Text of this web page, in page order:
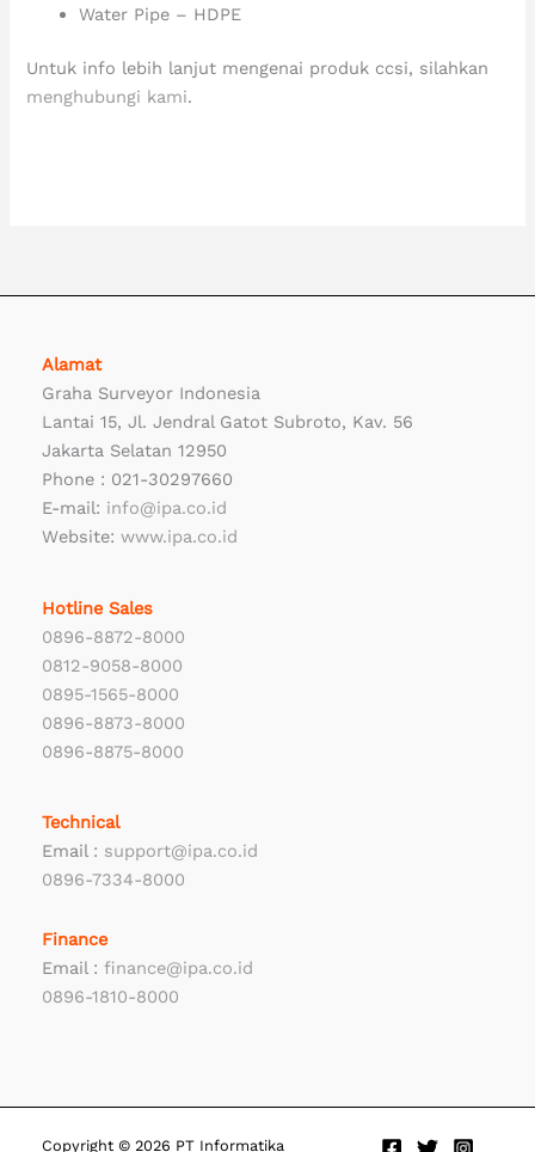
Water Pipe – HDPE
Untuk info lebih lanjut mengenai produk ccsi, silahkan
menghubungi kami.
Alamat
Graha Surveyor Indonesia
Lantai 15, Jl. Jendral Gatot Subroto, Kav. 56
Jakarta Selatan 12950
Phone : 021-30297660
E-mail: info@ipa.co.id
Website: www.ipa.co.id
Hotline Sales
0896-8872-8000
0812-9058-8000
0895-1565-8000
0896-8873-8000
0896-8875-8000
Technical
Email : support@ipa.co.id
0896-7334-8000
Finance
Email : finance@ipa.co.id
0896-1810-8000
Copyright © 2026 PT Informatika